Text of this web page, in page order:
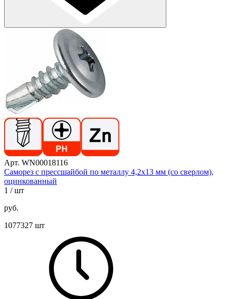
Арт. WN00018116
Саморез с прессшайбой по металлу 4,2х13 мм (со сверлом),
оцинкованный
1 / шт
руб.
1077327 шт